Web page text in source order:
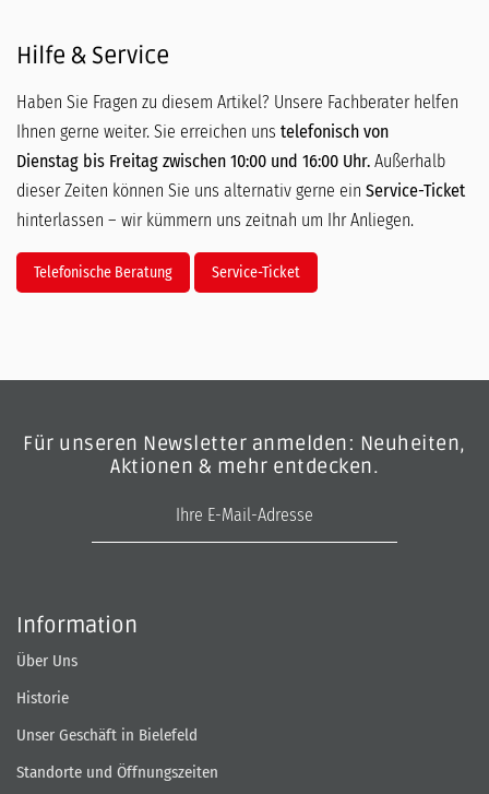
Hilfe & Service
Haben Sie Fragen zu diesem Artikel? Unsere Fachberater helfen
Ihnen gerne weiter. Sie erreichen uns telefonisch von
Dienstag bis Freitag zwischen 10:00 und 16:00 Uhr. Außerhalb
dieser Zeiten können Sie uns alternativ gerne ein Service-Ticket
hinterlassen – wir kümmern uns zeitnah um Ihr Anliegen.
Telefonische Beratung Service-Ticket
Für unseren Newsletter anmelden: Neuheiten,
Aktionen & mehr entdecken.
Information
Über Uns
Historie
Unser Geschäft in Bielefeld
Standorte und Öffnungszeiten